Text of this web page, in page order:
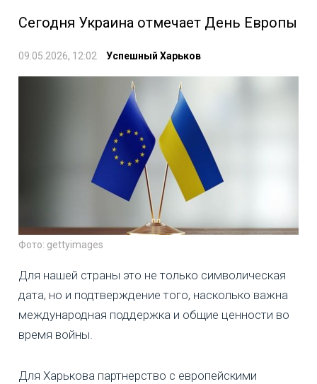
Сегодня Украина отмечает День Европы
09.05.2026, 12:02 Успешный Харьков
Фото: gettyimages
Для нашей страны это не только символическая
дата, но и подтверждение того, насколько важна
международная поддержка и общие ценности во
время войны.
Для Харькова партнерство с европейскими